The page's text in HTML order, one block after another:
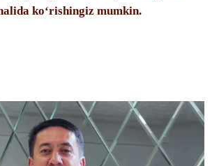
ko‘rishingiz mumkin.